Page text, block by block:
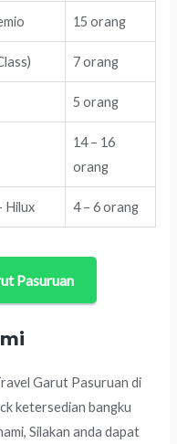
15 orang
7 orang
5 orang
14 – 16
orang
Hilux 4 – 6 orang
Pasuruan
Garut Pasuruan di
ketersedian bangku
Silakan anda dapat